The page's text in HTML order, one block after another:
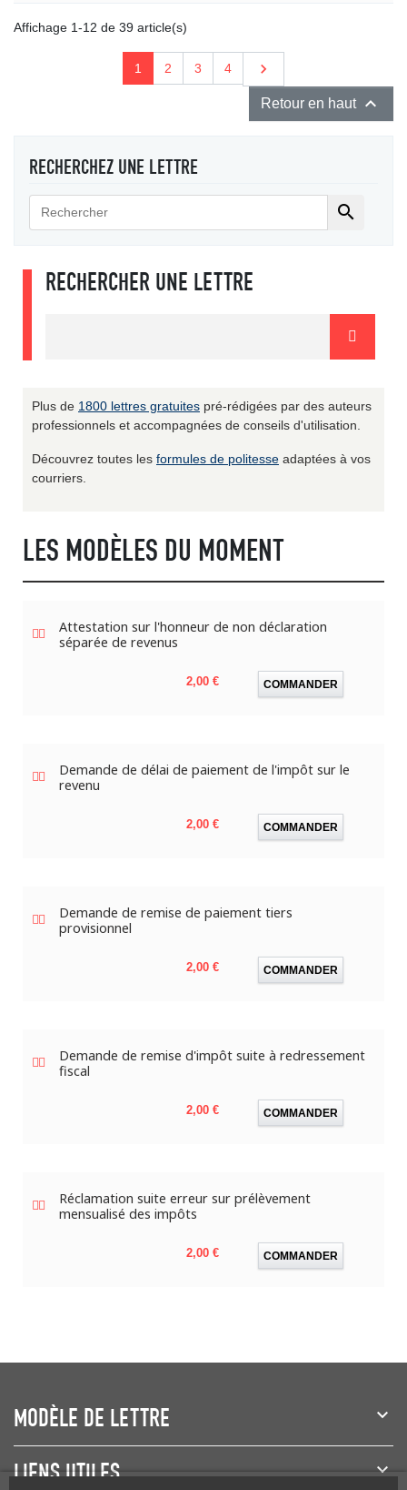
Affichage 1-12 de 39 article(s)
1 2 3 4 Suivant

Retour en haut 
RECHERCHEZ UNE LETTRE

RECHERCHER UNE LETTRE
Plus de 1800 lettres gratuites pré-rédigées par des auteurs
professionnels et accompagnées de conseils d'utilisation.
Découvrez toutes les formules de politesse adaptées à vos
courriers.
LES MODÈLES DU MOMENT
Attestation sur l'honneur de non déclaration
séparée de revenus
Prix
2,00 € COMMANDER
Demande de délai de paiement de l'impôt sur le
revenu
Prix
2,00 € COMMANDER
Demande de remise de paiement tiers
provisionnel
Prix
2,00 € COMMANDER
Demande de remise d'impôt suite à redressement
fiscal
Prix
2,00 € COMMANDER
Réclamation suite erreur sur prélèvement
mensualisé des impôts
Prix
2,00 € COMMANDER
MODÈLE DE LETTRE
LIENS UTILES